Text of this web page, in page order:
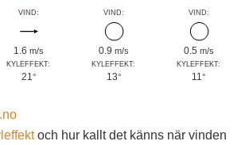
VIND:
1.6 m/s
KYLEFFEKT:
21°
VIND:
0.9 m/s
KYLEFFEKT:
13°
VIND:
0.5 m/s
KYLEFFEKT:
11°
och hur kallt det känns när vinden